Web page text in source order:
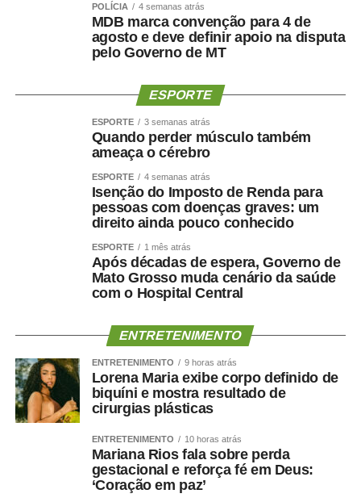
participação, valorizam os espaços públicos do município
e tornam a competição ainda mais atrativa para atletas,
familiares e espectadores. O esporte tem a capacidade
qualidade de vida da população”, explicou.
Os 34º Jogos Olímpicos de Sinop e os 3º Jogos
Paralímpicos de Sinop integram a programação do
Festeja Sinop 2026. Promovido pela Prefeitura de Sinop,
o Festeja Sinop 2026 será realizado de 30 de agosto a 14
de setembro, em celebração aos 52 anos de fundação do
município. O calendário oficial das festividades será
divulgado nos próximos dias pela Prefeitura de Sinop.
COMENTE ABAIXO:
WhatsApp
Facebook
Twitter
Messenger
LinkedIn
Share
POLÍCIA 4 semanas atrás
MDB marca convenção para 4 de
agosto e deve definir apoio na disputa
pelo Governo de MT
ESPORTE
ESPORTE 3 semanas atrás
Quando perder músculo também
ameaça o cérebro
ESPORTE 4 semanas atrás
Isenção do Imposto de Renda para
pessoas com doenças graves: um
direito ainda pouco conhecido
ESPORTE 1 mês atrás
Após décadas de espera, Governo de
Mato Grosso muda cenário da saúde
com o Hospital Central
ENTRETENIMENTO
ENTRETENIMENTO 9 horas atrás
Lorena Maria exibe corpo definido de
biquíni e mostra resultado de
cirurgias plásticas
ENTRETENIMENTO 10 horas atrás
Mariana Rios fala sobre perda
gestacional e reforça fé em Deus:
‘Coração em paz’